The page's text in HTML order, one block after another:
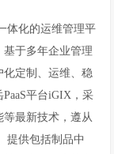
体化的运维管理平
于多年企业管理
化定制、运维、稳
平台iGIX，采
最新技术，遵从
提供包括制品中